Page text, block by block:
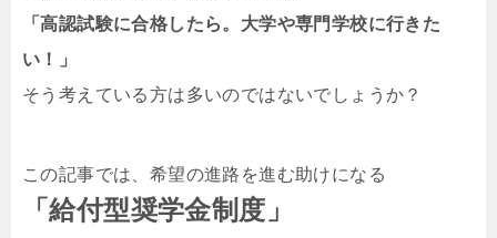
「高認試験に合格したら。大学や専門学校に行きた
い！」
そう考えている方は多いのではないでしょうか？
この記事では、希望の進路を進む助けになる
「給付型奨学金制度」